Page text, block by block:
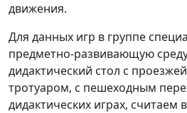
движения.
Для данных игр в группе
предметно-развивающую
дидактический стол с
тротуаром, с пешеходным
дидактических играх,